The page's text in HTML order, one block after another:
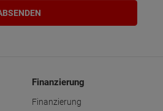
Finanzierung
Finanzierung